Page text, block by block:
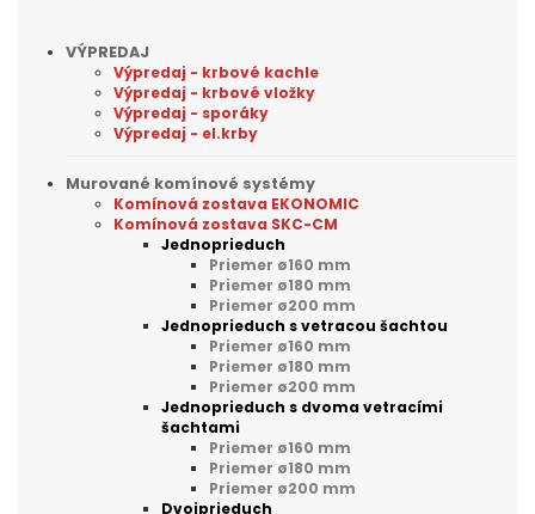
VÝPREDAJ
Výpredaj - krbové kachle
Výpredaj - krbové vložky
Výpredaj - sporáky
Výpredaj - el.krby
Murované komínové systémy
Komínová zostava EKONOMIC
Komínová zostava SKC-CM
Jednoprieduch
Priemer ø160 mm
Priemer ø180 mm
Priemer ø200 mm
Jednoprieduch s vetracou šachtou
Priemer ø160 mm
Priemer ø180 mm
Priemer ø200 mm
Jednoprieduch s dvoma vetracími
šachtami
Priemer ø160 mm
Priemer ø180 mm
Priemer ø200 mm
Dvojprieduch